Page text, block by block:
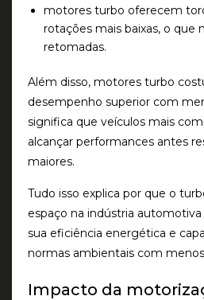
motores turbo oferecem
rotações mais baixas, o que
retomadas.
Além disso, motores turbo
desempenho superior com
significa que veículos mais
alcançar performances antes
maiores.
Tudo isso explica por que o
espaço na indústria
sua eficiência energética e
normas ambientais com
Impacto da